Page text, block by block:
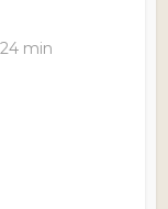
min